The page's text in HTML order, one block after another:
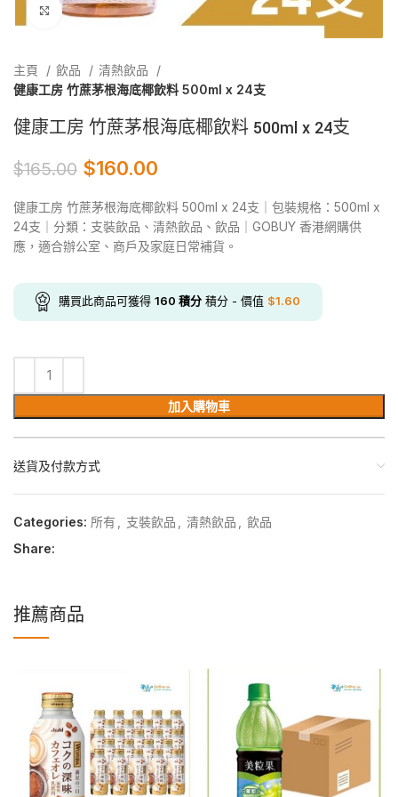
Click to enlarge
主頁 飲品
清熱飲品
健康工房 竹蔗茅根海底椰飲料 500ml x 24支
健康工房 竹蔗茅根海底椰飲料 500ml x 24支
$165.00 $160.00
健康工房 竹蔗茅根海底椰飲料 500ml x 24支｜包裝規格：500ml x
24支｜分類：支裝飲品、清熱飲品、飲品｜GOBUY 香港網購供
應，適合辦公室、商戶及家庭日常補貨。
購買此商品可獲得 160 積分 積分 - 價值 $1.60
加入購物車
送貨及付款方式
Categories: 所有 支裝飲品 清熱飲品
飲品
Share:
推薦商品